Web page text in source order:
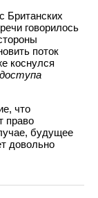
Британских
говорилось
поток
коснулся
что
право
будущее
довольно